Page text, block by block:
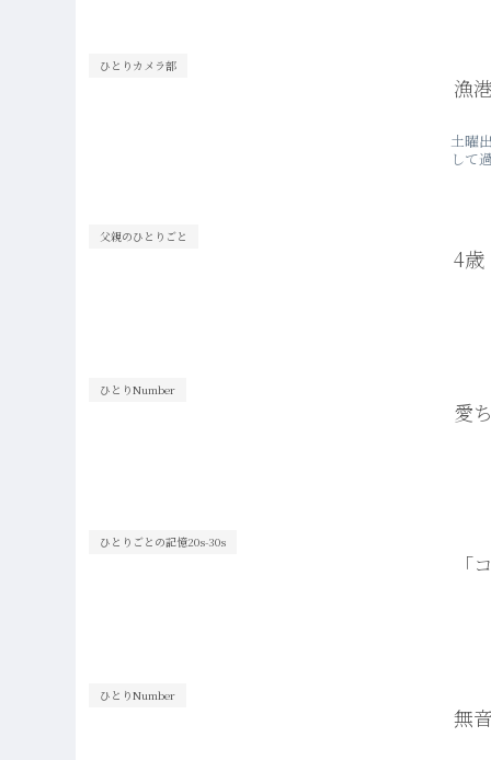
ひとりカメラ部
漁
土曜
して
父親のひとりごと
4歳
ひとりNumber
愛
ひとりごとの記憶20s-30s
「
ひとりNumber
無